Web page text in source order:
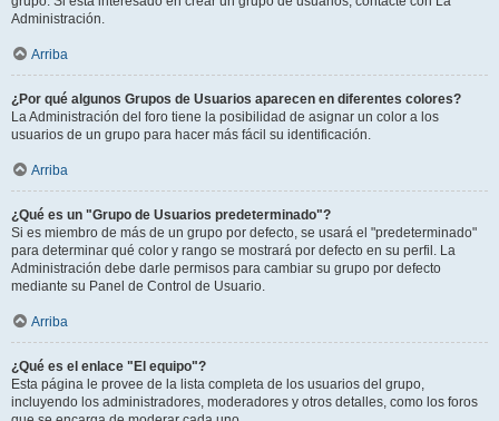
Administración.
Arriba
¿Por qué algunos Grupos de Usuarios aparecen en diferentes colores?
La Administración del foro tiene la posibilidad de asignar un color a los
usuarios de un grupo para hacer más fácil su identificación.
Arriba
¿Qué es un "Grupo de Usuarios predeterminado"?
Si es miembro de más de un grupo por defecto, se usará el "predeterminado"
para determinar qué color y rango se mostrará por defecto en su perfil. La
Administración debe darle permisos para cambiar su grupo por defecto
mediante su Panel de Control de Usuario.
Arriba
¿Qué es el enlace "El equipo"?
Esta página le provee de la lista completa de los usuarios del grupo,
incluyendo los administradores, moderadores y otros detalles, como los foros